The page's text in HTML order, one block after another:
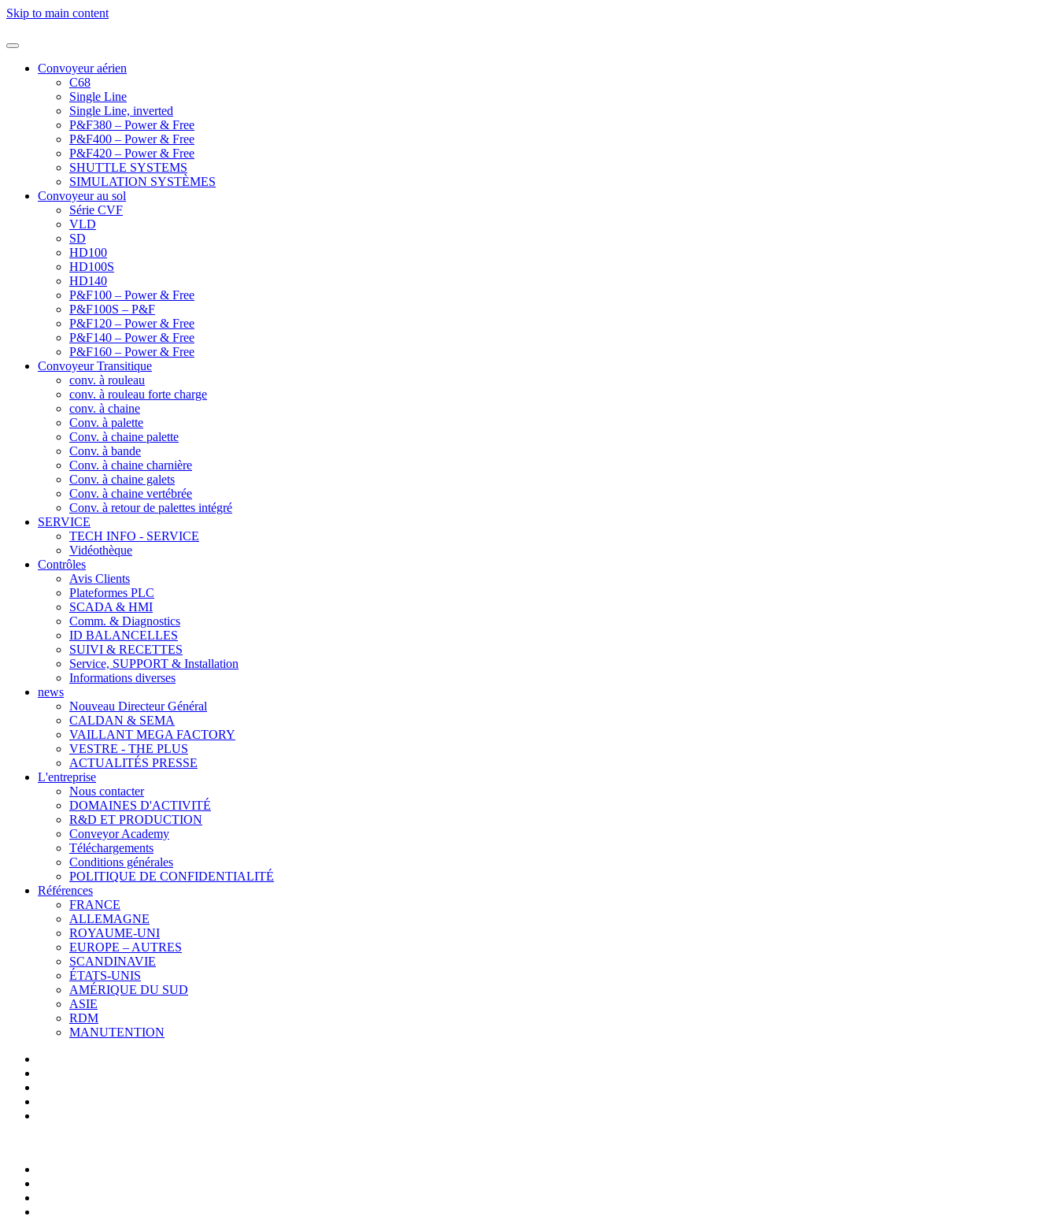
Skip to main content
Convoyeur aérien
C68
Single Line
Single Line, inverted
P&F380 – Power & Free
P&F400 – Power & Free
P&F420 – Power & Free
SHUTTLE SYSTEMS
SIMULATION SYSTÈMES
Convoyeur au sol
Série CVF
VLD
SD
HD100
HD100S
HD140
P&F100 – Power & Free
P&F100S – P&F
P&F120 – Power & Free
P&F140 – Power & Free
P&F160 – Power & Free
Convoyeur Transitique
conv. à rouleau
conv. à rouleau forte charge
conv. à chaine
Conv. à palette
Conv. à chaine palette
Conv. à bande
Conv. à chaine charnière
Conv. à chaine galets
Conv. à chaine vertébrée
Conv. à retour de palettes intégré
SERVICE
TECH INFO - SERVICE
Vidéothèque
Contrôles
Avis Clients
Plateformes PLC
SCADA & HMI
Comm. & Diagnostics
ID BALANCELLES
SUIVI & RECETTES
Service, SUPPORT & Installation
Informations diverses
news
Nouveau Directeur Général
CALDAN & SEMA
VAILLANT MEGA FACTORY
VESTRE - THE PLUS
ACTUALITÉS PRESSE
L'entreprise
Nous contacter
DOMAINES D'ACTIVITÉ
R&D ET PRODUCTION
Conveyor Academy
Téléchargements
Conditions générales
POLITIQUE DE CONFIDENTIALITÉ
Références
FRANCE
ALLEMAGNE
ROYAUME-UNI
EUROPE – AUTRES
SCANDINAVIE
ÉTATS-UNIS
AMÉRIQUE DU SUD
ASIE
RDM
MANUTENTION